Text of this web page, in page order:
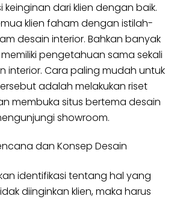
keinginan dari klien dengan baik.
klien faham dengan istilah-
desain interior. Bahkan banyak
pengetahuan sama sekali
interior. Cara paling mudah untuk
adalah melakukan riset
membuka situs bertema desain
showroom.
dan Konsep Desain
identifikasi tentang hal yang
diinginkan klien, maka harus